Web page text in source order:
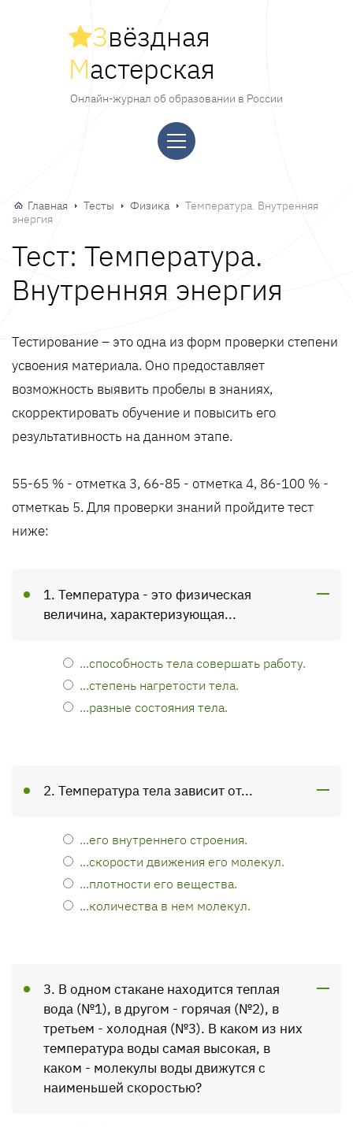
Звёздная
Мастерская
Онлайн-журнал об образовании в России
Главная Тесты Физика
Температура. Внутренняя
энергия
Тест: Температура.
Внутренняя энергия
Тестирование – это одна из форм проверки степени
усвоения материала. Оно предоставляет
возможность выявить пробелы в знаниях,
скорректировать обучение и повысить его
результативность на данном этапе.
55-65 % - отметка 3, 66-85 - отметка 4, 86-100 % -
отметкаь 5. Для проверки знаний пройдите тест
ниже:
1. Температура - это физическая
величина, характеризующая...
...способность тела совершать работу.
...степень нагретости тела.
...разные состояния тела.
2. Температура тела зависит от...
...его внутреннего строения.
...скорости движения его молекул.
...плотности его вещества.
...количества в нем молекул.
3. В одном стакане находится теплая
вода (№1), в другом - горячая (№2), в
третьем - холодная (№3). В каком из них
температура воды самая высокая, в
каком - молекулы воды движутся с
наименьшей скоростью?